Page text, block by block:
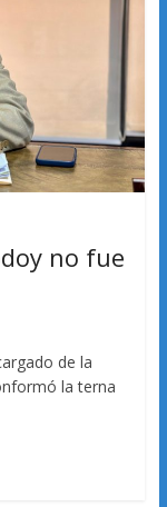
no fue
de la
la terna